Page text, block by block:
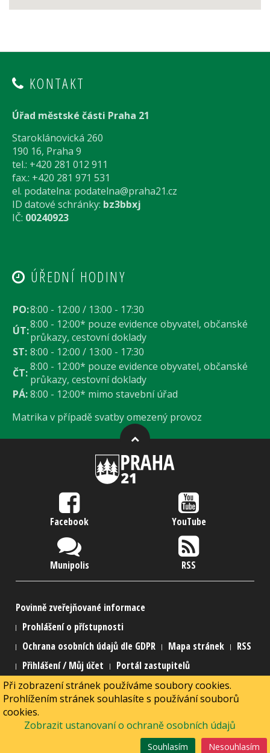
KONTAKT
Úřad městské části Praha 21
Staroklánovická 260
190 16, Praha 9
tel.: +420 281 012 911
fax.: +420 281 971 531
el. podatelna: podatelna@praha21.cz
ID datové schránky: bz3bbxj
IČ: 00240923
ÚŘEDNÍ HODINY
PO:8:00 - 12:00 / 13:00 - 17:30
ÚT:8:00 - 12:00* pouze evidence obyvatel, občanské
průkazy, cestovní doklady
ST: 8:00 - 12:00 / 13:00 - 17:30
ČT:8:00 - 12:00* pouze evidence obyvatel, občanské
průkazy, cestovní doklady
PÁ:8:00 - 12:00* mimo stavební úřad
Matrika v případě svatby omezený provoz
Facebook YouTube
Munipolis RSS
Povinně zveřejňované informace
Prohlášení o přístupnosti
Ochrana osobních údajů dle GDPR
Mapa stránek
RSS
Přihlášení / Můj účet
Portál zastupitelů
2015 Městská část Praha 21
2015 Webmaster
Powered by
Při zobrazení stránek používáme soubory cookies.
Prohlížením stránek souhlasíte s používání souborů
cookies.
Zobrazit ustanovaní o ochraně osobních údajů
Nesouhlasím
Souhlasím